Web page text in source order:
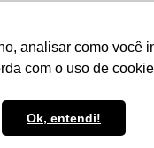
analisar como
com o uso de
Ok, entendi!